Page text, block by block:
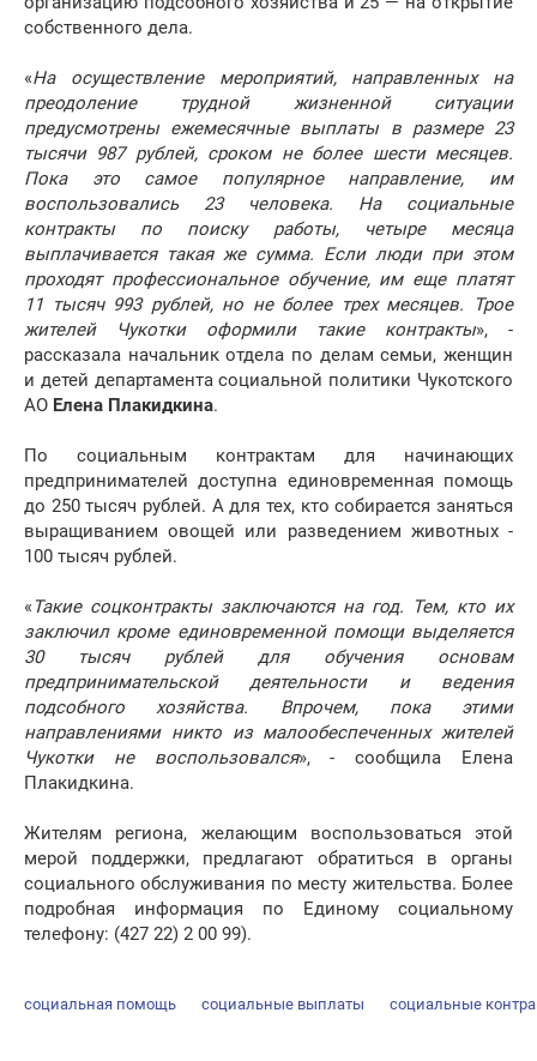
собственного дела.
«На осуществление мероприятий, направленных на
преодоление трудной жизненной ситуации
предусмотрены ежемесячные выплаты в размере 23
тысячи 987 рублей, сроком не более шести месяцев.
Пока это самое популярное направление, им
воспользовались 23 человека. На социальные
контракты по поиску работы, четыре месяца
выплачивается такая же сумма. Если люди при этом
проходят профессиональное обучение, им еще платят
11 тысяч 993 рублей, но не более трех месяцев. Трое
жителей Чукотки оформили такие контракты», -
рассказала начальник отдела по делам семьи, женщин
и детей департамента социальной политики Чукотского
АО Елена Плакидкина.
По социальным контрактам для начинающих
предпринимателей доступна единовременная помощь
до 250 тысяч рублей. А для тех, кто собирается заняться
выращиванием овощей или разведением животных -
100 тысяч рублей.
« Такие соцконтракты заключаются на год. Тем, кто их
заключил кроме единовременной помощи выделяется
30 тысяч рублей для обучения основам
предпринимательской деятельности и ведения
подсобного хозяйства. Впрочем, пока этими
направлениями никто из малообеспеченных жителей
Чукотки не воспользовался», - сообщила Елена
Плакидкина.
Жителям региона, желающим воспользоваться этой
мерой поддержки, предлагают обратиться в органы
социального обслуживания по месту жительства. Более
подробная информация по Единому социальному
телефону: (427 22) 2 00 99).
социальная помощь социальные выплаты социальные